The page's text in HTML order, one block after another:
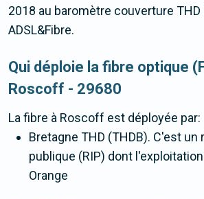
2018 au baromètre couverture THD
ADSL&Fibre.
Qui déploie la fibre optique
Roscoff - 29680
La fibre à Roscoff est déployée par:
Bretagne THD (THDB). C'est
publique (RIP) dont
Orange